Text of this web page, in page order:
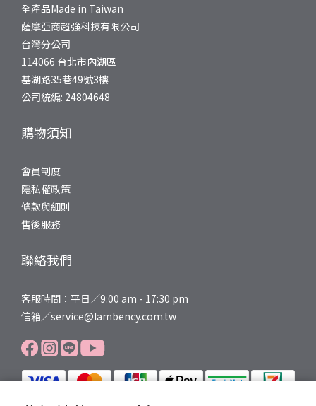
全產品Made in Taiwan
薩摩亞商超強科技有限公司
台灣分公司
114066 台北市內湖區
基湖路35巷49號3樓
公司統編: 24804648
購物須知
會員制度
隱私權政策
條款與細則
售後服務
聯絡我們
客服時間：平日／9:00 am - 17:30 pm
信箱／service@lambency.com.tw